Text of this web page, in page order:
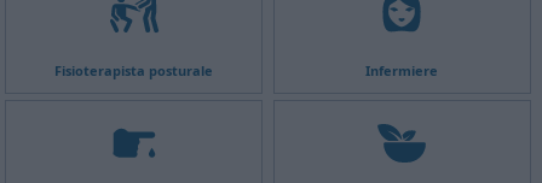
Fisioterapista posturale Infermiere